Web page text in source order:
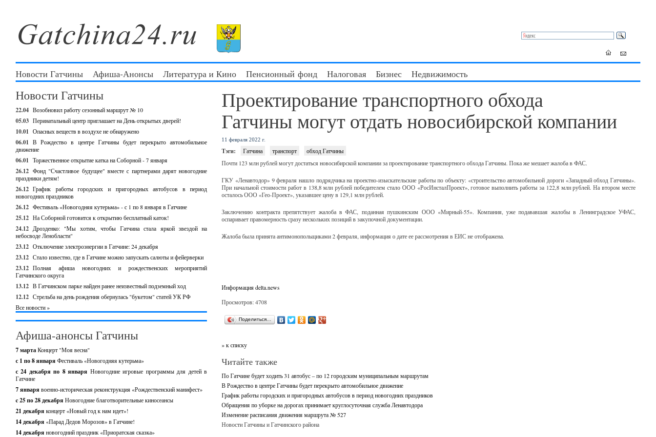
Новости Гатчины Афиша-Анонсы Литература и Кино Пенсионный фонд Налоговая Бизнес Недвижимость
Новости Гатчины
22.04 Возобновил работу сезонный маршрут № 10
05.03 Перинатальный центр приглашает на День открытых дверей!
10.01 Опасных веществ в воздухе не обнаружено
06.01 В Рождество в центре Гатчины будет перекрыто автомобильное
движение
06.01 Торжественное открытие катка на Соборной - 7 января
26.12 Фонд "Счастливое будущее" вместе с партнерами дарят новогодние
праздники детям!
26.12 График работы городских и пригородных автобусов в период
новогодних праздников
26.12 Фестиваль «Новогодняя кутерьма» - с 1 по 8 января в Гатчине
25.12 На Соборной готовится к открытию бесплатный каток!
24.12 Дрозденко: "Мы хотим, чтобы Гатчина стала яркой звездой на
небосводе Ленобласти"
23.12 Отключение электроэнергии в Гатчине: 24 декабря
23.12 Стало известно, где в Гатчине можно запускать салюты и фейерверки
23.12 Полная афиша новогодних и рождественских мероприятий
Гатчинского округа
13.12 В Гатчинском парке найден ранее неизвестный подземный ход
12.12 Стрельба на день рождения обернулась "букетом" статей УК РФ
Все новости »
Афиша-анонсы Гатчины
7 мартаКонцерт "Моя весна"
с 1 по 8 января Фестиваль «Новогодняя кутерьма»
с 24 декабря по 8 января Новогодние игровые программы для детей в
Гатчине
7 января военно-историческая реконструкция «Рождественский манифест»
c 25 по 28 декабря Новогодние благотворительные киносеансы
21 декабря концерт «Новый год к нам идет»!
14 декабря «Парад Дедов Морозов» в Гатчине!
14 декабря новогодний праздник «Приоратская сказка»
Проектирование транспортного обхода
Гатчины могут отдать новосибирской компании
11 февраля 2022 г.
Тэги: Гатчина транспорт
обход Гатчины
Почти 123 млн рублей могут достаться новосибирской компании за проектирование транспортного обхода Гатчины. Пока же мешает жалоба в ФАС.
ГКУ «Ленавтодор» 9 февраля нашло подрядчика на проектно-изыскательские работы по объекту: «строительство автомобильной дороги «Западный обход Гатчины».
При начальной стоимости работ в 138,8 млн рублей победителем стало ООО «РосИнсталПроект», готовое выполнить работы за 122,8 млн рублей. На втором месте
осталось ООО «Гео-Проект», указавшее цену в 129,1 млн рублей.
Заключению контракта препятствует жалоба в ФАС, поданная пушкинским ООО «Мирный-55». Компания, уже подававшая жалобы в Ленинградское УФАС,
оспаривает правомерность сразу нескольких позиций в закупочной документации.
Жалоба была принята антимонопольщиками 2 февраля, информация о дате ее рассмотрения в ЕИС не отображена.
Информация delta.news
Просмотров: 4708
Поделиться…
» к списку
Читайте также
По Гатчине будет ходить 31 автобус – по 12 городским муниципальным маршрутам
В Рождество в центре Гатчины будет перекрыто автомобильное движение
График работы городских и пригородных автобусов в период новогодних праздников
Обращения по уборке на дорогах принимает круглосуточная служба Ленавтодора
Изменение расписания движения маршрута № 527
Новости Гатчины и Гатчинского района